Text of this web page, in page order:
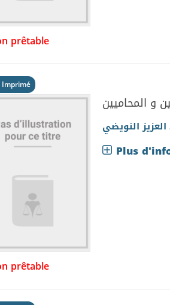
prêtable
و المحاميين
النويضي
Plus
prêtable